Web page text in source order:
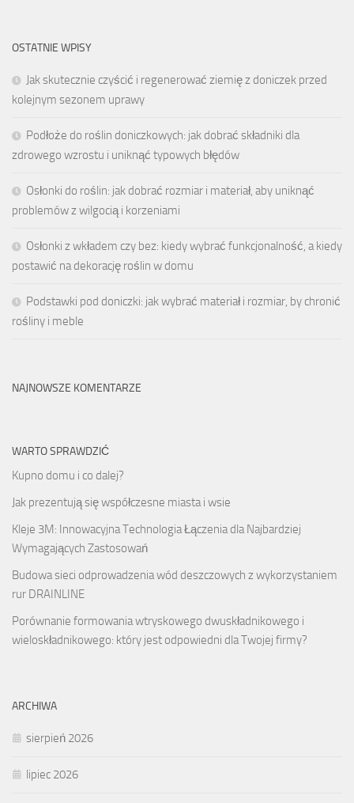
OSTATNIE WPISY
Jak skutecznie czyścić i regenerować ziemię z doniczek przed
kolejnym sezonem uprawy
Podłoże do roślin doniczkowych: jak dobrać składniki dla
zdrowego wzrostu i uniknąć typowych błędów
Osłonki do roślin: jak dobrać rozmiar i materiał, aby uniknąć
problemów z wilgocią i korzeniami
Osłonki z wkładem czy bez: kiedy wybrać funkcjonalność, a kiedy
postawić na dekorację roślin w domu
Podstawki pod doniczki: jak wybrać materiał i rozmiar, by chronić
rośliny i meble
NAJNOWSZE KOMENTARZE
WARTO SPRAWDZIĆ
Kupno domu i co dalej?
Jak prezentują się współczesne miasta i wsie
Kleje 3M: Innowacyjna Technologia Łączenia dla Najbardziej
Wymagających Zastosowań
Budowa sieci odprowadzenia wód deszczowych z wykorzystaniem
rur DRAINLINE
Porównanie formowania wtryskowego dwuskładnikowego i
wieloskładnikowego: który jest odpowiedni dla Twojej firmy?
ARCHIWA
sierpień 2026
lipiec 2026